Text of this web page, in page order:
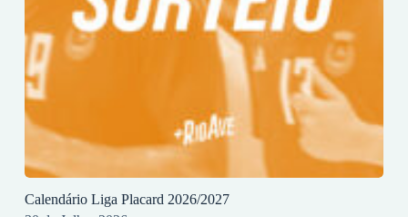
Calendário Liga Placard 2026/2027